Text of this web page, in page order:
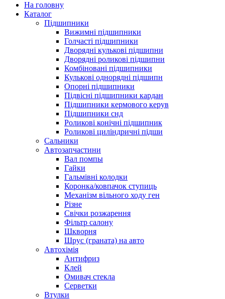
На головну
Каталог
Підшипники
Вижимні підшипники
Голчасті підшипники
Дворядні кулькові підшипни
Дворядні роликові підшипни
Комбіновані підшипники
Кулькові однорядні підшипн
Опорні підшипники
Підвісні підшипники кардан
Підшипники кермового керув
Підшипники снд
Роликові конічні підшипник
Роликові циліндричні підши
Сальники
Автозапчастини
Вал помпы
Гайки
Гальмівні колодки
Коронка/ковпачок ступиць
Механізм вільного ходу ген
Різне
Свічки розжарення
Фільтр салону
Шкворня
Шрус (граната) на авто
Автохімія
Антифриз
Клей
Омивач стекла
Серветки
Втулки